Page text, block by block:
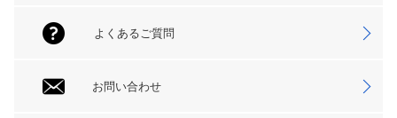
よくあるご質問
お問い合わせ